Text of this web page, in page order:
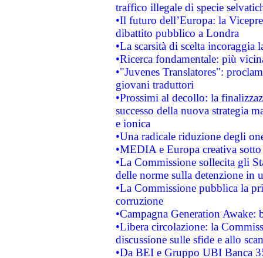
traffico illegale di specie
•Il futuro dell’Europa: la
dibattito pubblico a Londra
•La scarsità di scelta
•Ricerca fondamentale: più
•"Juvenes Translatores":
giovani traduttori
•Prossimi al decollo: la
successo della nuova strategia
e ionica
•Una radicale riduzione degli
•MEDIA e Europa creativa
•La Commissione sollecita gli
delle norme sulla detenzione in
•La Commissione pubblica la
corruzione
•Campagna Generation
•Libera circolazione: la
discussione sulle sfide e allo
•Da BEI e Gruppo UBI Banca